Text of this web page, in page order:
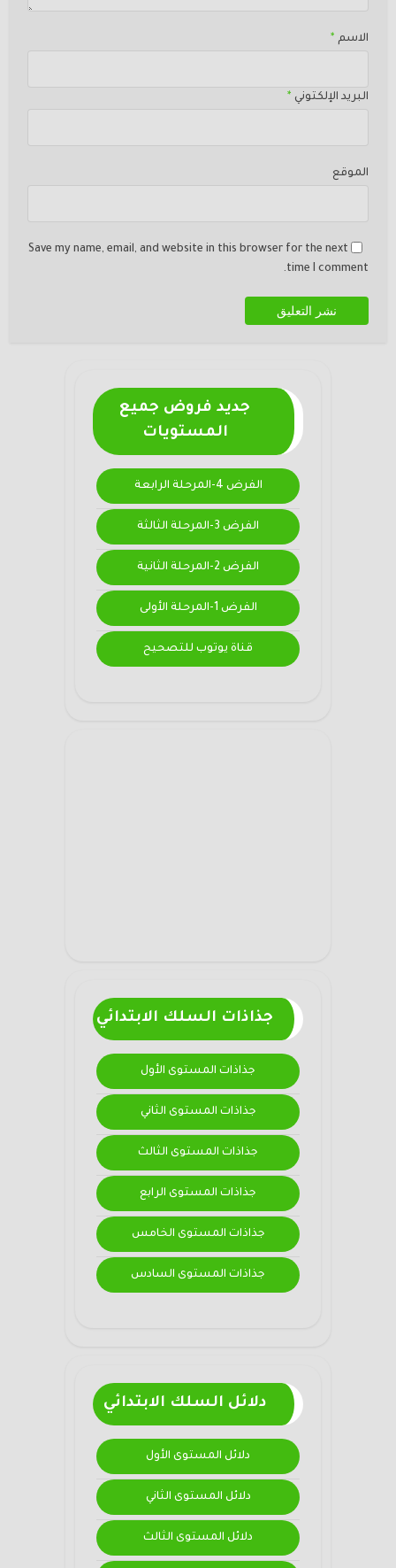
الاسم *
البريد الإلكتوني *
الموقع
Save my name, email, and website in this browser for the next
time I comment.
جديد فروض جميع
المستويات
الفرض 4-المرحلة الرابعة
الفرض 3-المرحلة الثالثة
الفرض 2-المرحلة الثانية
الفرض 1-المرحلة الأولى
قناة يوتوب للتصحيح
جذاذات السلك الابتدائي
جذاذات المستوى الأول
جذاذات المستوى الثاني
جذاذات المستوى الثالث
جذاذات المستوى الرابع
جذاذات المستوى الخامس
جذاذات المستوى السادس
دلائل السلك الابتدائي
دلائل المستوى الأول
دلائل المستوى الثاني
دلائل المستوى الثالث